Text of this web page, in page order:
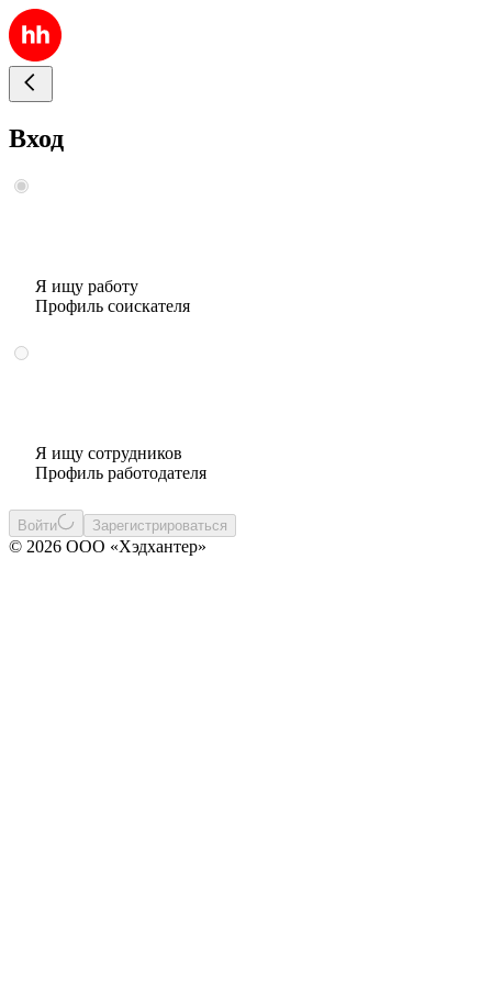
Вход
Я ищу работу
Профиль соискателя
Я ищу сотрудников
Профиль работодателя
Войти Зарегистрироваться
© 2026 ООО «Хэдхантер»